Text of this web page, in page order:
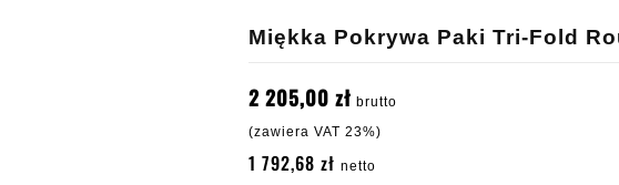
Miękka Pokrywa Paki Tri-Fold
2 205,00 zł brutto
(zawiera VAT 23%)
1 792,68 zł netto